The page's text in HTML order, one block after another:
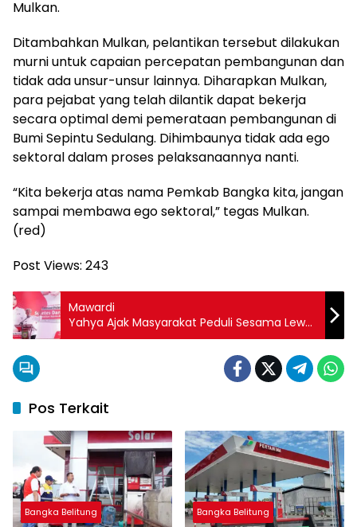
Mulkan.
Ditambahkan Mulkan, pelantikan tersebut dilakukan
murni untuk capaian percepatan pembangunan dan
tidak ada unsur-unsur lainnya. Diharapkan Mulkan,
para pejabat yang telah dilantik dapat bekerja
secara optimal demi pemerataan pembangunan di
Bumi Sepintu Sedulang. Dihimbaunya tidak ada ego
sektoral dalam proses pelaksanaannya nanti.
“Kita bekerja atas nama Pemkab Bangka kita, jangan
sampai membawa ego sektoral,” tegas Mulkan.
(red)
Post Views: 243
Mawardi
Yahya Ajak Masyarakat Peduli Sesama Lewat
Aksi Donor Darah
Pos Terkait
Bangka Belitung Bangka Belitung